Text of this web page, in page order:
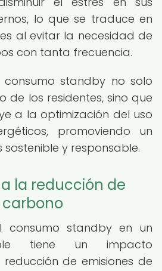
lo que se traduce en
al evitar la necesidad de
con tanta frecuencia.
standby no solo
de los residentes, sino que
a la optimización del uso
promoviendo un
y responsable.
la reducción de
carbono
consumo standby en un
tiene un impacto
de emisiones de